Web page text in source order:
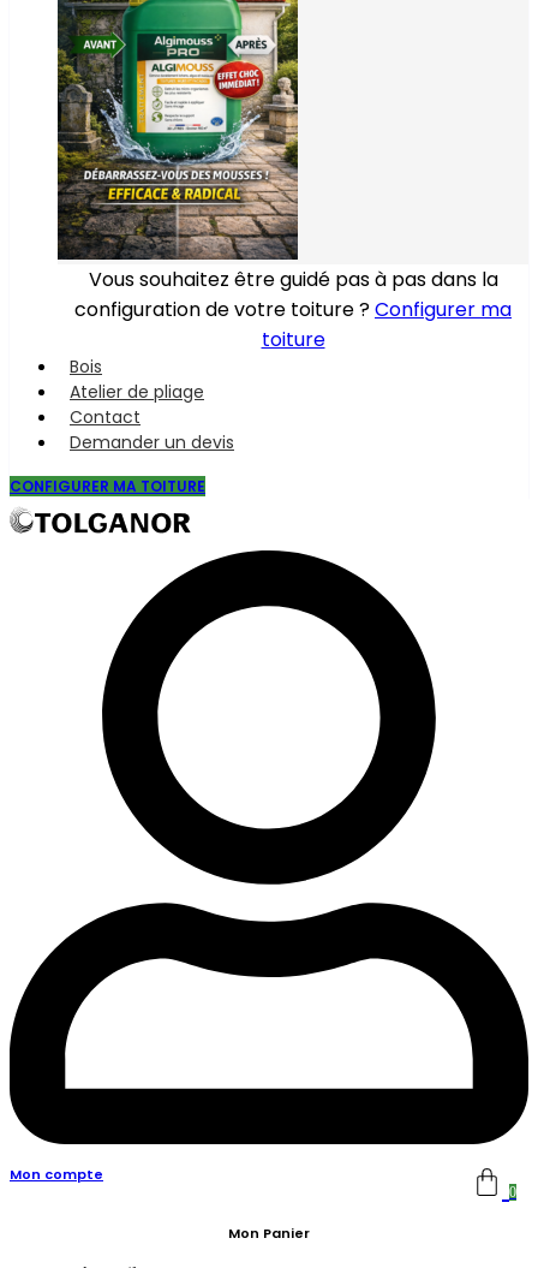
Vous souhaitez être guidé pas à pas dans la
configuration de votre toiture ?Configurer ma
toiture
Bois
Atelier de pliage
Contact
Demander un devis
CONFIGURER MA TOITURE
Mon compte
0
Mon Panier